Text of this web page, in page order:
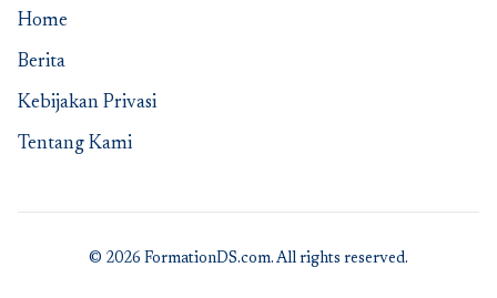
Home
Berita
Kebijakan Privasi
Tentang Kami
© 2026 FormationDS.com. All rights reserved.